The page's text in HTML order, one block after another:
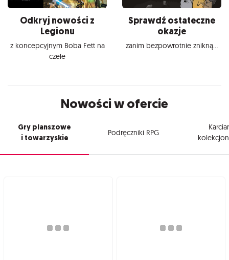
Odkryj nowości z
Legionu
z koncepcyjnym Boba Fett na
czele
Sprawdź ostateczne
okazje
zanim bezpowrotnie znikną...
Nowości w ofercie
Gry planszowe
i towarzyskie
Podręczniki RPG